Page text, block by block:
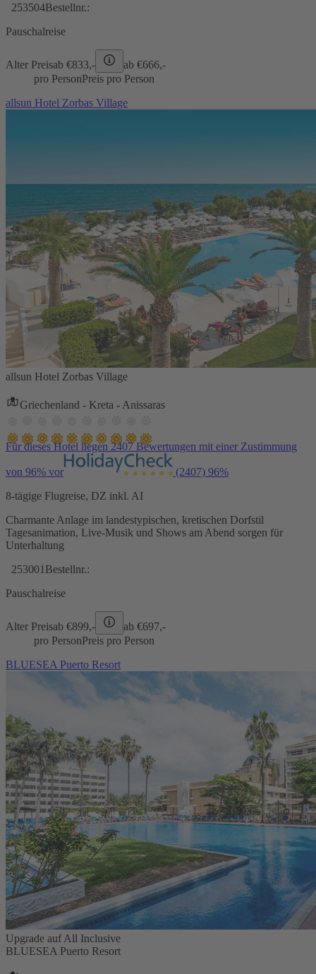
253504Bestellnr.:
Pauschalreise
Alter Preisab €833,- ab €666,-
pro PersonPreis pro Person
allsun Hotel Zorbas Village
allsun Hotel Zorbas Village
Griechenland - Kreta - Anissaras
Für dieses Hotel liegen 2407 Bewertungen mit einer Zustimmung
von 96% vor (2407) 96%
8-tägige Flugreise, DZ inkl. AI
Charmante Anlage im landestypischen, kretischen Dorfstil
Tagesanimation, Live-Musik und Shows am Abend sorgen für
Unterhaltung
253001 Bestellnr.:
Pauschalreise
Alter Preisab €899,- ab €697,-
pro PersonPreis pro Person
BLUESEA Puerto Resort
Upgrade auf All Inclusive
BLUESEA Puerto Resort